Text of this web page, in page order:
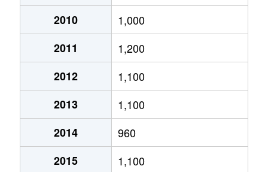
350万円
450万円
1,600万円
3,000万円
450万円
開発町
200万円
2010
1,000
2011
1,200
2012
1,100
2013
1,100
2014
960
2015
1,100